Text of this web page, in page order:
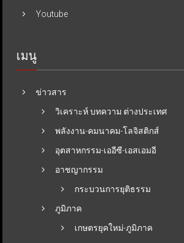
Youtube
เมนู
ข่าวสาร
วิเคราะห์ บทความ ต่างประเทศ
พลังงาน-คมนาคม-โลจิสติกส์
อุตสาหกรรม-เออีซี-เอสเอมอี
อาชญากรรม
กระบวนการยุติธรรม
ภูมิภาค
เกษตรยุคใหม่-ภูมิภาค